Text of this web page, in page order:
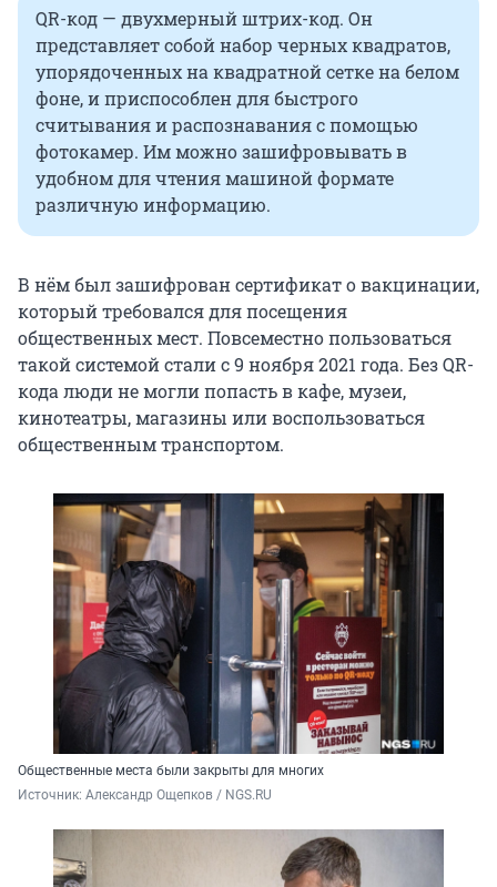
QR-код — двухмерный штрих-код. Он
представляет собой набор черных квадратов,
упорядоченных на квадратной сетке на белом
фоне, и приспособлен для быстрого
считывания и распознавания с помощью
фотокамер. Им можно зашифровывать в
удобном для чтения машиной формате
различную информацию.
В нём был зашифрован сертификат о вакцинации,
который требовался для посещения
общественных мест. Повсеместно пользоваться
такой системой стали с 9 ноября 2021 года. Без QR-
кода люди не могли попасть в кафе, музеи,
кинотеатры, магазины или воспользоваться
общественным транспортом.
Общественные места были закрыты для многих
Источник: Александр Ощепков / NGS.RU